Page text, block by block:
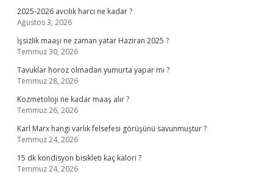
2025-2026 avcılık harcı ne kadar ?
Ağustos 3, 2026
İşsizlik maaşı ne zaman yatar Haziran 2025 ?
Temmuz 30, 2026
Tavuklar horoz olmadan yumurta yapar mı ?
Temmuz 28, 2026
Kozmetoloji ne kadar maaş alır ?
Temmuz 26, 2026
Karl Marx hangi varlık felsefesi görüşünü savunmuştur ?
Temmuz 24, 2026
15 dk kondisyon bisikleti kaç kalori ?
Temmuz 24, 2026